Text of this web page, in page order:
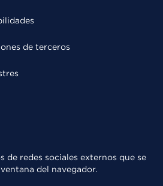
de terceros
de redes sociales externos que se
del navegador.